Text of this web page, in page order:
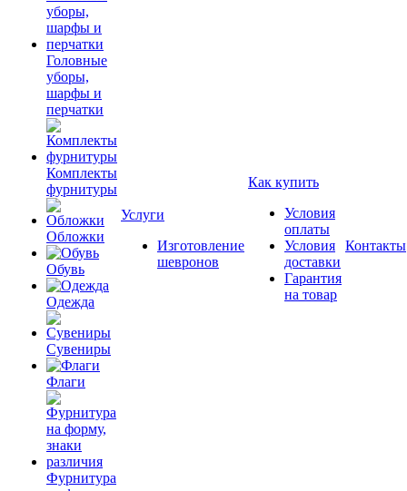
Головные
уборы,
шарфы и
перчатки
Комплекты
фурнитуры
Обложки
Обувь
Одежда
Сувениры
Флаги
Фурнитура
Услуги
Изготовление
шевронов
Как купить
Условия
оплаты
Условия
доставки
Гарантия
на товар
Контакты